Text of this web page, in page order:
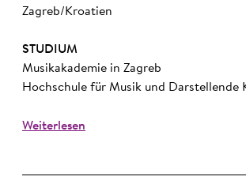
Zagreb/Kroatien
STUDIUM
Musikakademie in Zagreb
Hochschule für Musik und Darstellende
Weiterlesen